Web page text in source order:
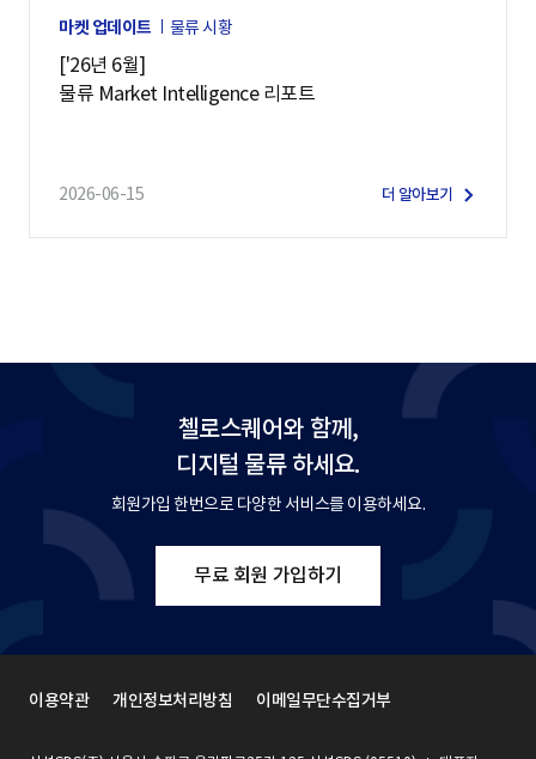
마켓 업데이트 물류 시황
['26년 6월]
물류 Market Intelligence 리포트
2026-06-15 더 알아보기
첼로스퀘어와 함께,
디지털 물류 하세요.
회원가입 한번으로 다양한 서비스를 이용하세요.
무료 회원 가입하기
이용약관 개인정보처리방침 이메일무단수집거부